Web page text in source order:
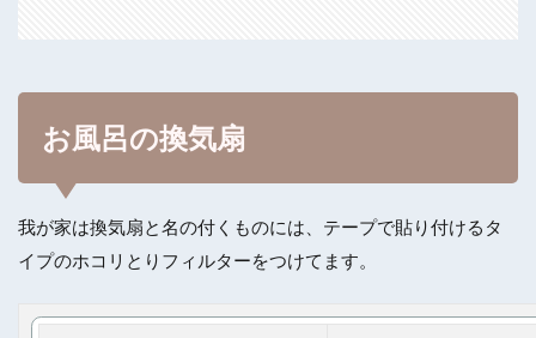
お風呂の換気扇
我が家は換気扇と名の付くものには、テープで貼り付けるタ
イプのホコリとりフィルターをつけてます。